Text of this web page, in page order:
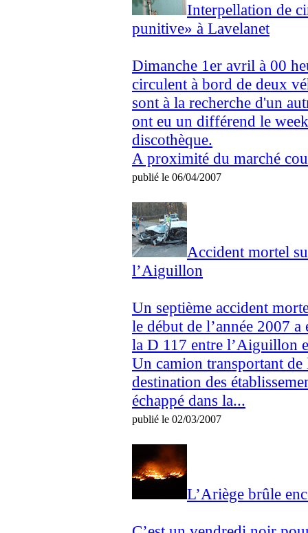
Interpellation de
punitive» à Lavelanet
Dimanche 1er avril à 00
circulent à bord de deux
sont à la recherche d'un
ont eu un différend le
discothèque.
A proximité du marché
publié le 06/04/2007
Accident mortel
l’Aiguillon
Un septième accident
le début de l’année 2007
la D 117 entre l’Aiguillon
Un camion transportant de
destination des
échappé dans la...
publié le 02/03/2007
L’Ariège brûle